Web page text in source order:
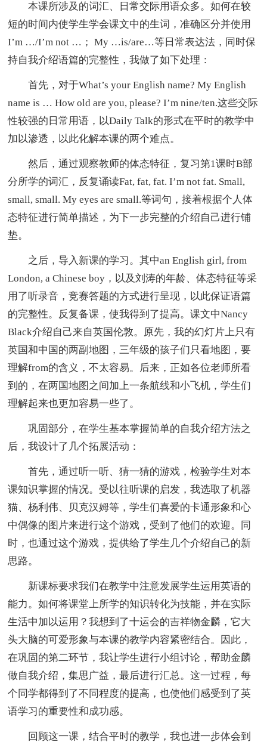
本课所涉及的词汇、日常交际用语众多。如何在较
短的时间内使学生学会课文中的生词，准确区分并使用
I’m …/I’m not …； My …is/are…等日常表达法，同时保
持自我介绍语篇的完整性，我做了如下处理：
首先，对于What’s your English name? My English
name is … How old are you, please? I’m nine/ten.这些交际
性较强的日常用语，以Daily Talk的形式在平时的教学中
加以渗透，以此化解本课的两个难点。
然后，通过观察教师的体态特征，复习第1课时B部
分所学的词汇，反复诵读Fat, fat, fat. I’m not fat. Small,
small, small. My eyes are small.等词句，接着根据个人体
态特征进行简单描述，为下一步完整的介绍自己进行铺
垫。
之后，导入新课的学习。其中an English girl, from
London, a Chinese boy，以及刘涛的年龄、体态特征等采
用了听录音，竞赛答题的方式进行呈现，以此保证语篇
的完整性。反复备课，使我得到了提高。课文中Nancy
Black介绍自己来自英国伦敦。原先，我的幻灯片上只有
英国和中国的两副地图，三年级的孩子们只看地图，要
理解from的含义，不太容易。后来，正如各位老师所看
到的，在两国地图之间加上一条航线和小飞机，学生们
理解起来也更加容易一些了。
巩固部分，在学生基本掌握简单的自我介绍方法之
后，我设计了几个拓展活动：
首先，通过听一听、猜一猜的游戏，检验学生对本
课知识掌握的情况。受以往听课的启发，我选取了机器
猫、杨利伟、贝克汉姆等，学生们喜爱的卡通形象和心
中偶像的图片来进行这个游戏，受到了他们的欢迎。同
时，也通过这个游戏，提供给了学生几个介绍自己的新
思路。
新课标要求我们在教学中注意发展学生运用英语的
能力。如何将课堂上所学的知识转化为技能，并在实际
生活中加以运用？我想到了十运会的吉祥物金麟，它大
头大脑的可爱形象与本课的教学内容紧密结合。因此，
在巩固的第二环节，我让学生进行小组讨论，帮助金麟
做自我介绍，集思广益，最后进行汇总。这一过程，每
个同学都得到了不同程度的提高，也使他们感受到了英
语学习的重要性和成功感。
回顾这一课，结合平时的教学，我也进一步体会到